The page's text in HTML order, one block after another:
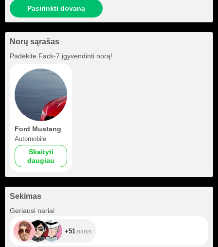
Pasirinkti dovaną
Norų sąrašas
Padėkite Fack-7 įgyvendinti norą!
Ford Mustang
Automobile
Skaityti
daugiau
Sekimas
Geriausi nariai
+51 narys